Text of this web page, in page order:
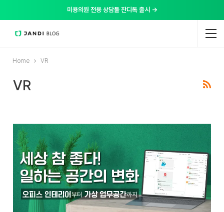
미용의원 전용 상담툴 잔디톡 출시 →
Home VR
VR